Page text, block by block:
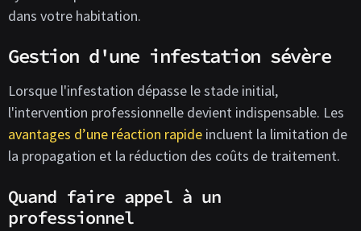
dans votre habitation.
Gestion d'une infestation sévère
Lorsque l'infestation dépasse le stade initial,
l'intervention professionnelle devient indispensable. Les
avantages d’une réaction rapide incluent la limitation de
la propagation et la réduction des coûts de traitement.
Quand faire appel à un
professionnel